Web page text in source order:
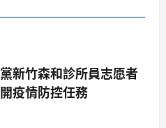
新竹森和診所員志愿者
疫情防控任務